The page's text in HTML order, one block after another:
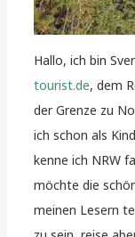
Hallo, ich bin
tourist.de, dem
der Grenze zu
ich schon als
kenne ich NRW
möchte die
meinen Lesern